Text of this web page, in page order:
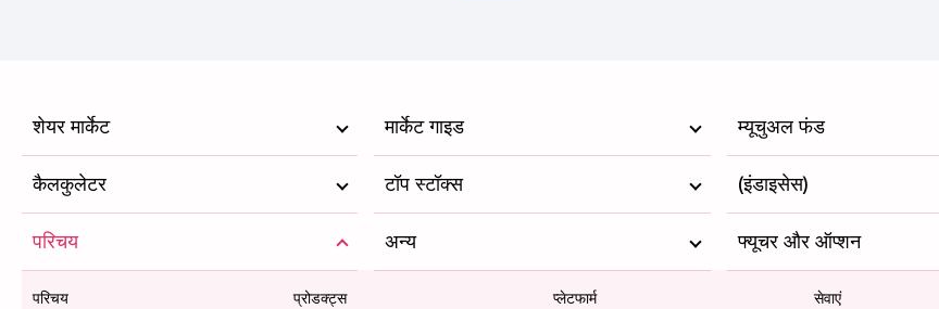
शेयर मार्केट मार्केट गाइड म्यूचुअल फंड
कैलकुलेटर टॉप स्टॉक्स (इंडाइसेस)
परिचय
परिचय प्रोडक्ट्स प्लेटफार्म सेवाएं
अन्य फ्यूचर और ऑप्शन